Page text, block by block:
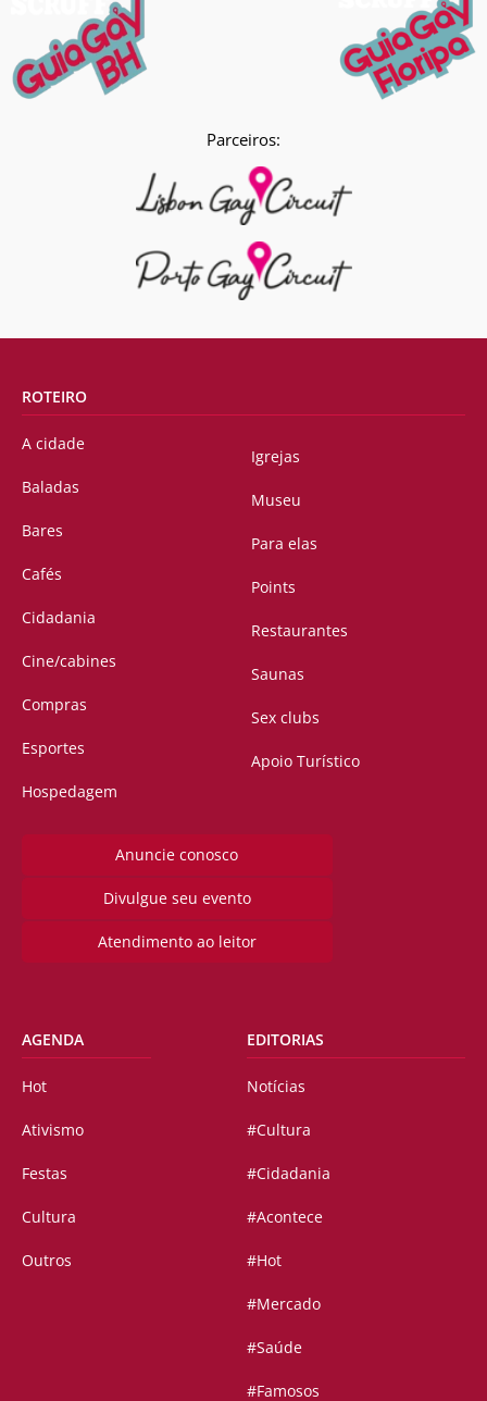
Parceiros:
ROTEIRO
A cidade
Baladas
Bares
Cafés
Cidadania
Cine/cabines
Compras
Esportes
Hospedagem
Igrejas
Museu
Para elas
Points
Restaurantes
Saunas
Sex clubs
Apoio Turístico
Anuncie conosco
Divulgue seu evento
Atendimento ao leitor
AGENDA
Hot
Ativismo
Festas
Cultura
Outros
EDITORIAS
Notícias
#Cultura
#Cidadania
#Acontece
#Hot
#Mercado
#Saúde
#Famosos